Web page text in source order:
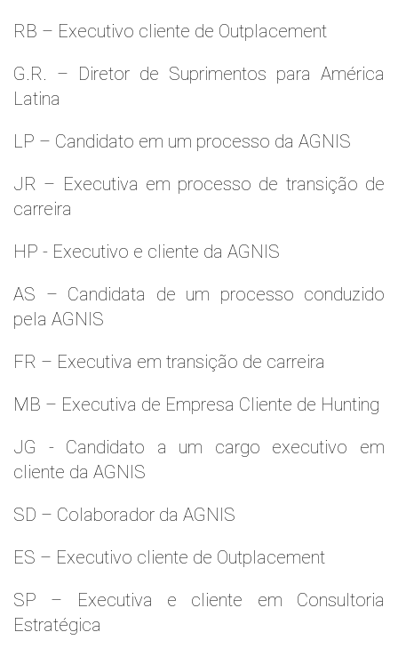
RB – Executivo cliente de Outplacement
G.R. – Diretor de Suprimentos para América
Latina
LP – Candidato em um processo da AGNIS
JR – Executiva em processo de transição de
carreira
HP - Executivo e cliente da AGNIS
AS – Candidata de um processo conduzido
pela AGNIS
FR – Executiva em transição de carreira
MB – Executiva de Empresa Cliente de Hunting
JG - Candidato a um cargo executivo em
cliente da AGNIS
SD – Colaborador da AGNIS
ES – Executivo cliente de Outplacement
SP – Executiva e cliente em Consultoria
Estratégica